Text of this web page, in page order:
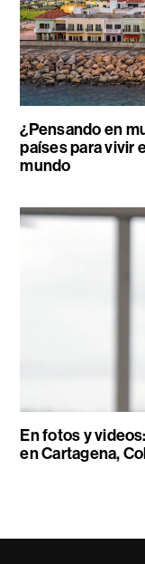
¿Pensando en
países para vivir
mundo
En fotos y
en Cartagena,